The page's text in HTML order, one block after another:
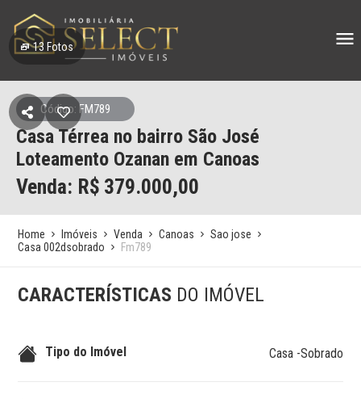
13 Fotos
Código: FM789
Casa Térrea no bairro São José
Loteamento Ozanan em Canoas
Venda: R$ 379.000,00
Home Imóveis Venda Canoas
Sao jose
Casa 002dsobrado
Fm789
CARACTERÍSTICAS DO IMÓVEL
Tipo do Imóvel Casa -Sobrado